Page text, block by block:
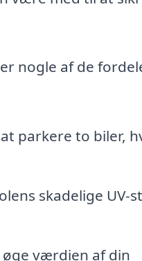
nogle af de
parkere to biler,
skadelige UV-
værdien af din